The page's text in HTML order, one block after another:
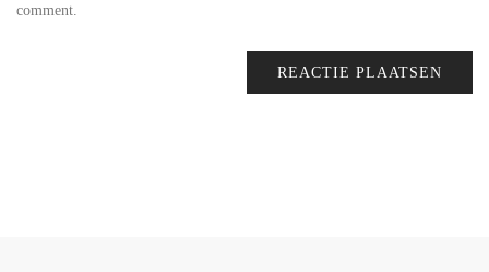
comment.